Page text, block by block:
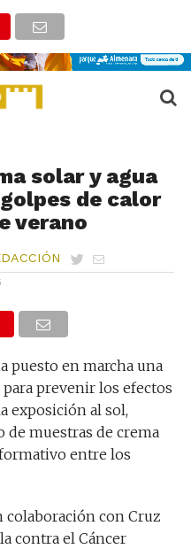
solar y agua
de calor
verano
puesto en marcha una
prevenir los efectos
exposición al sol,
muestras de crema
entre los
colaboración con Cruz
contra el Cáncer